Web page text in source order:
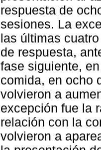
respuesta de
sesiones. La
las últimas
de respuesta,
fase siguiente,
comida, en ocho
volvieron a
excepción fue la
relación con la
volvieron a